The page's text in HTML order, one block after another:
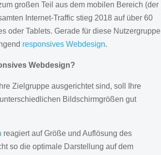
großen Teil aus dem mobilen Bereich (der
Internet-Traffic stieg 2018 auf über 60
oder Tablets. Gerade für diese Nutzergruppe
responsives Webdesign.
Webdesign?
Zielgruppe ausgerichtet sind, soll Ihre
Bildschirmgrößen gut
reagiert auf Größe und Auflösung des
so die optimale Darstellung auf dem